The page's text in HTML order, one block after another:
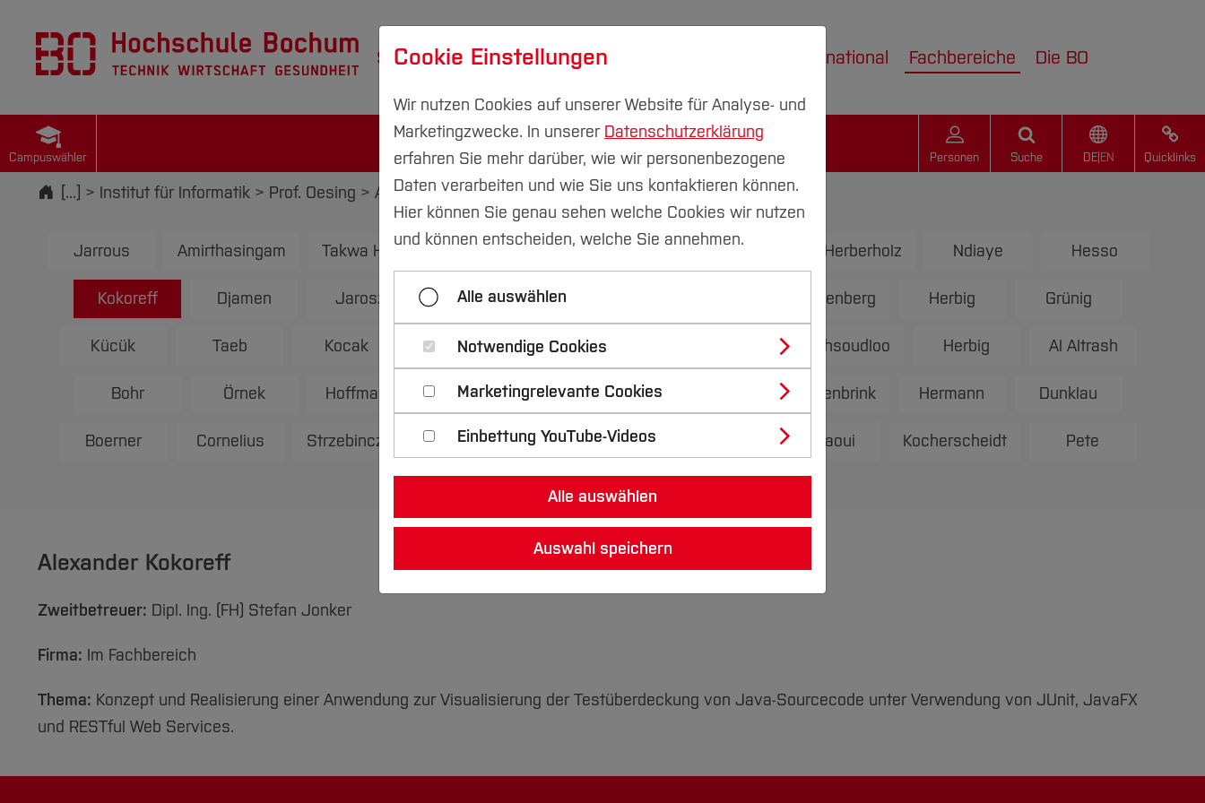
Studium Forschung & Transfer International Fachbereiche Die BO
Campuswähler Personen Suche DE| EN Quicklinks
Startseite
[...] Institut für Informatik Prof. Oesing Abschlussarbeiten Kokoreff
Jarrous Amirthasingam Takwa Haddad Jathushan Ragavan Media Ammi Bamba Herberholz Ndiaye Hesso
Kokoreff Djamen Jarosz Chafei Knickenberg Herbig Grünig
Kücük Taeb Kocak Ganjimansesh Grcic Maghsoudloo Herbig Al Altrash
Bohr Örnek Hoffmann Georgiev Nurgün Langenbrink Hermann Dunklau
Boerner Cornelius Strzebinczyk Lohmann Böhmer Mallaoui Kocherscheidt Pete
Alexander Kokoreff
Zweitbetreuer: Dipl. Ing. (FH) Stefan Jonker
Firma: Im Fachbereich
Thema: Konzept und Realisierung einer Anwendung zur Visualisierung der Testüberdeckung von Java-Sourcecode unter Verwendung von JUnit, JavaFX
und RESTful Web Services.
Cookie Einstellungen
Wir nutzen Cookies auf unserer Website für Analyse- und
Marketingzwecke. In unserer Datenschutzerklärung
erfahren Sie mehr darüber, wie wir personenbezogene
Daten verarbeiten und wie Sie uns kontaktieren können.
Hier können Sie genau sehen welche Cookies wir nutzen
und können entscheiden, welche Sie annehmen.
Alle auswählen
Notwendige Cookies
Marketingrelevante Cookies
Einbettung YouTube-Videos
Alle auswählen
Auswahl speichern